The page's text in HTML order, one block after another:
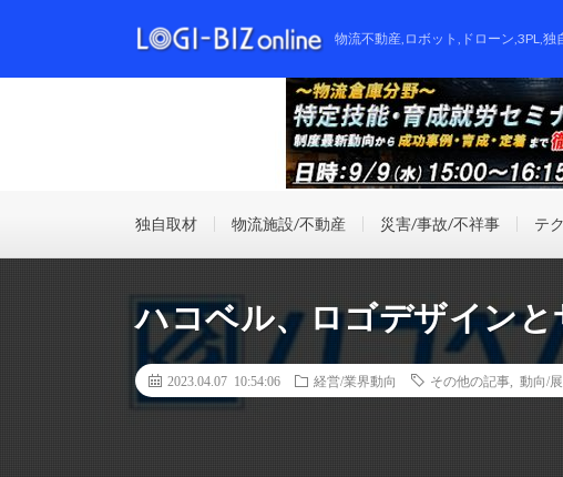
物流不動産,ロボット,ドローン,3PL,
独自取材 物流施設/不動産 災害/事故/不祥事 テ
ハコベル、ロゴデザイン
2023.04.07 10:54:06 経営/業界動向 その他の記事 動向/